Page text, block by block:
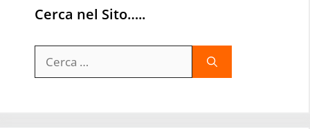
Cerca nel Sito…..
per: